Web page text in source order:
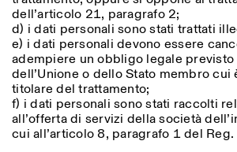
dell’articolo 21, paragrafo 2;
d) i dati personali sono stati trattati
e) i dati personali devono essere
adempiere un obbligo legale
dell’Unione o dello Stato membro cui
titolare del trattamento;
f) i dati personali sono stati raccolti
all’offerta di servizi della società
cui all’articolo 8, paragrafo 1 del